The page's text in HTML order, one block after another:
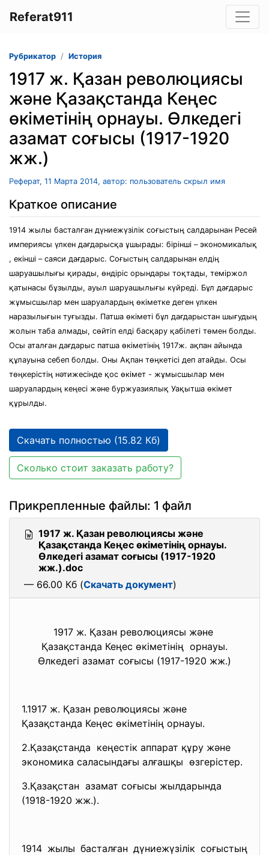
Referat911
Рубрикатор История
1917 ж. Қазан революциясы
және Қазақстанда Кеңес
өкіметінің орнауы. Өлкедегі
азамат соғысы (1917-1920
жж.)
Реферат, 11 Марта 2014, автор: пользователь скрыл имя
Краткое описание
1914 жылы басталған дүниежүзілік соғыстың салдарынан Ресей
империясы үлкен дағдарысқа ұшырады: бірінші – экономикалық
, екінші – саяси дағдарыс. Соғыстың салдарынан елдің
шаруашылығы қирады, өндіріс орындары тоқтады, теміржол
қатынасы бұзылды, ауыл шаруашылығы күйреді. Бұл дағдарыс
жұмысшылар мен шаруалардың өкіметке деген үлкен
наразылығын туғызды. Патша өкіметі бұл дағдарыстан шығудың
жолын таба алмады, сөйтіп елді басқару қабілеті төмен болды.
Осы аталған дағдарыс патша өкіметінің 1917ж. ақпан айында
құлауына себеп болды. Оны Ақпан төңкетісі деп атайды. Осы
төңкерістің нәтижесінде қос өкімет - жұмысшылар мен
шаруалардың кеңесі және буржуазиялық Уақытша өкімет
құрылды.
Скачать полностью (15.82 Кб)
Сколько стоит заказать работу?
Прикрепленные файлы: 1 файл
1917 ж. Қазан революциясы және
Қазақстанда Кеңес өкіметінің орнауы.
Өлкедегі азамат соғысы (1917-1920
жж.).doc
— 66.00 Кб (Скачать документ)
1917 ж. Қазан революциясы және
Қазақстанда Кеңес өкіметінің орнауы.
Өлкедегі азамат соғысы (1917-1920 жж.)
1.1917 ж. Қазан революциясы және
Қазақстанда Кеңес өкіметінің орнауы.
2.Қазақстанда кеңестік аппарат құру және
экономика саласындағы алғашқы өзгерістер.
3.Қазақстан азамат соғысы жылдарында
(1918-1920 жж.).
1914 жылы басталған дүниежүзілік соғыстың